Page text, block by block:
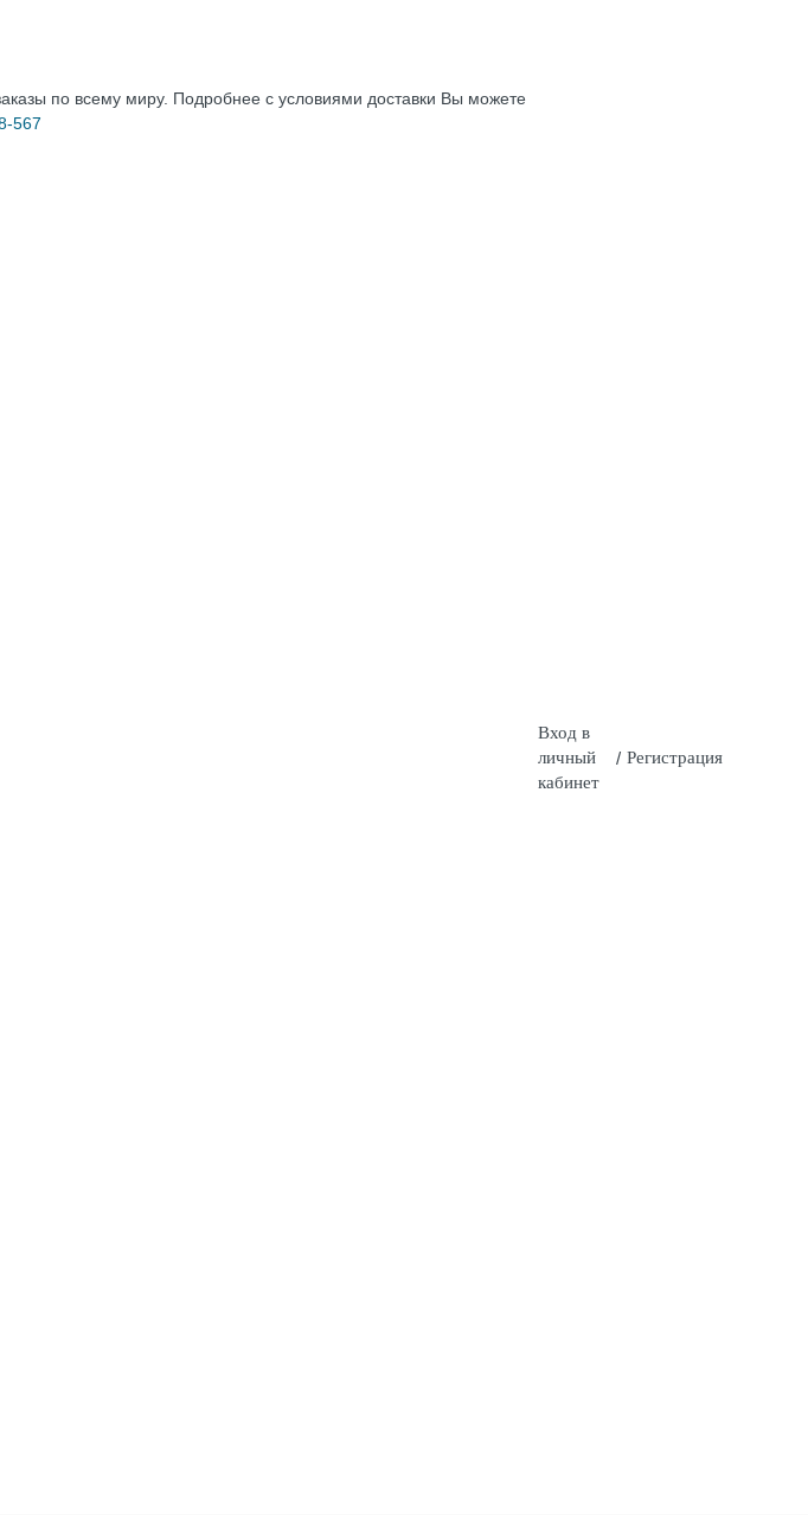
по всему миру. Подробнее с условиями доставки Вы можете
567
Вход в
личный
кабинет
/ Регистрация